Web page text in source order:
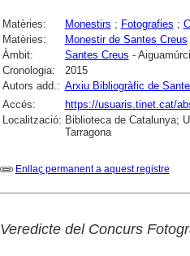
Matèries: Monestirs ; Fotografies ;
Matèries:
Monestir de Santes Creus
Àmbit:
Santes Creus -
Cronologia:
2015
Autors add.: Arxiu Bibliogràfic de
Accés:
https://usuaris.tinet.cat/
Localització: Biblioteca de Catalunya;
Tarragona
Enllaç permanent a aquest registre
Veredicte del Concurs